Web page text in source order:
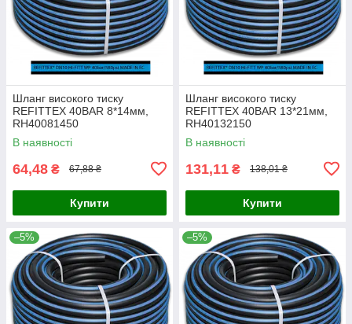
Шланг високого тиску
REFITTEX 40BAR 8*14мм,
RH40081450
В наявності
64,48 ₴ 67,88 ₴
Купити
Шланг високого тиску
REFITTEX 40BAR 13*21мм,
RH40132150
В наявності
131,11 ₴ 138,01 ₴
Купити
–5% –5%